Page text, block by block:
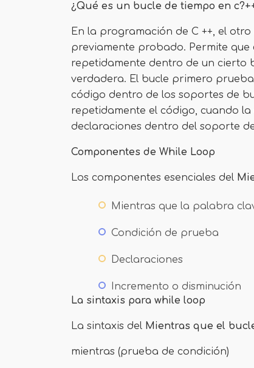
¿Qué es un bucle de tiempo en
En la programación de C ++, el
previamente probado. Permite
repetidamente dentro de un cierto
verdadera. El bucle primero
código dentro de los soportes de
repetidamente el código, cuando
declaraciones dentro del soporte
Componentes de While Loop
Los componentes esenciales del
Mientras que la palabra
Condición de prueba
Declaraciones
Incremento o disminución
La sintaxis para while loop
La sintaxis del Mientras que el
mientras (prueba de condición)